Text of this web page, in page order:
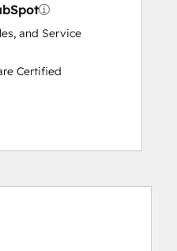
and Service
Certified
for Partners